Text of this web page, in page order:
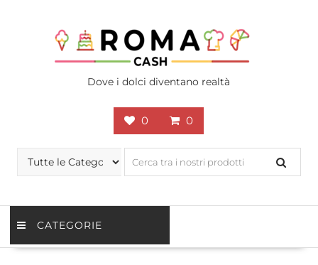
Dove i dolci diventano realtà
0 0
CATEGORIE